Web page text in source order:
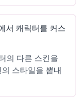
서 캐릭터를 커스
의 다른 스킨을
스타일을 뽐내